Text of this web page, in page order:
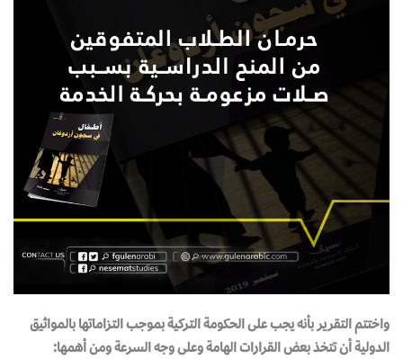
واختتم التقرير بأنه يجب على الحكومة التركية بموجب التزاماتها بالمواثيق
الدولية أن تتخذ بعض القرارات الهامة وعلى وجه السرعة ومن أهمها: